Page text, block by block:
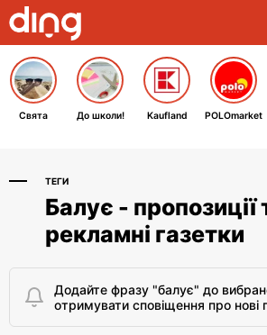
Свята До школи! Kaufland POLOmarket
ТЕГИ
Балує - пропозиції
рекламні газетки
Додайте фразу "балує" до
отримувати сповіщення про нові